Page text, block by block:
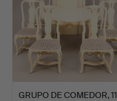
GRUPO DE COMEDOR, 11